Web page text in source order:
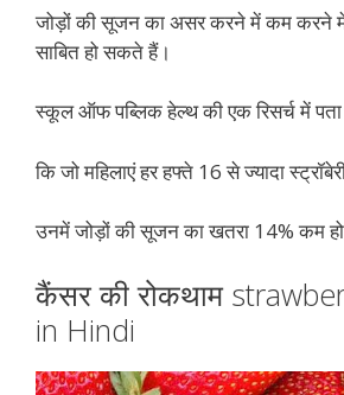
जोड़ों की सूजन का असर करने में कम करने में
साबित हो सकते हैं।
स्कूल ऑफ पब्लिक हेल्थ की एक रिसर्च में पता
कि जो महिलाएं हर हफ्ते 16 से ज्यादा
उनमें जोड़ों की सूजन का खतरा 14% कम हो
कैंसर की रोकथाम
in Hindi